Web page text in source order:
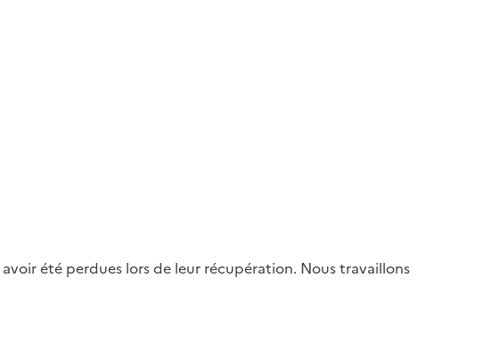
été perdues lors de leur récupération. Nous travaillons